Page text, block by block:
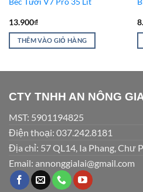
13.900₫
THÊM VÀO GIỎ HÀNG
CTY TNHH AN NÔNG
MST: 5901194825
Điện thoại: 037.242.8181
Địa chỉ: 57 QL14, Ia Phang, Chư
Email: annonggialai@gmail.com